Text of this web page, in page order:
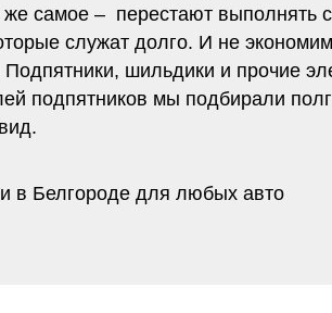
же самое – перестают
служат долго. И не
Подпятники, шильдики и прочие
подпятников мы подбирали